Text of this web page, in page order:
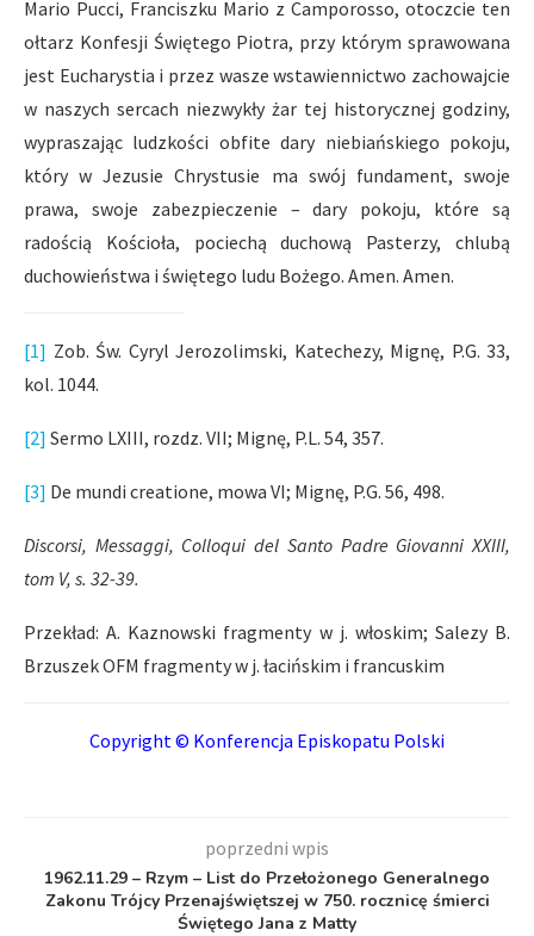
Mario Pucci, Franciszku Mario z Camporosso, otoczcie ten
ołtarz Konfesji Świętego Piotra, przy którym sprawowana
jest Eucharystia i przez wasze wstawiennictwo zachowajcie
w naszych sercach niezwykły żar tej historycznej godziny,
wypraszając ludzkości obfite dary niebiańskiego pokoju,
który w Jezusie Chrystusie ma swój fundament, swoje
prawa, swoje zabezpieczenie – dary pokoju, które są
radością Kościoła, pociechą duchową Pasterzy, chlubą
duchowieństwa i świętego ludu Bożego. Amen. Amen.
[1] Zob. Św. Cyryl Jerozolimski, Katechezy, Mignę, P.G. 33,
kol. 1044.
[2] Sermo LXIII, rozdz. VII; Mignę, P.L. 54, 357.
[3] De mundi creatione, mowa VI; Mignę, P.G. 56, 498.
Discorsi, Messaggi, Colloqui del Santo Padre Giovanni XXIII,
tom V, s. 32-39.
Przekład: A. Kaznowski fragmenty w j. włoskim; Salezy B.
Brzuszek OFM fragmenty w j. łaciń­skim i francuskim
Copyright © Konferencja Episkopatu Polski
poprzedni wpis
1962.11.29 – Rzym – List do Przełożonego Generalnego
Zakonu Trójcy Przenajświętszej w 750. rocznicę śmierci
Świętego Jana z Matty